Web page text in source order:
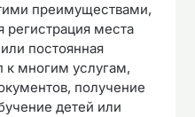
преимуществами,
регистрация места
постоянная
к многим услугам,
получение
детей или